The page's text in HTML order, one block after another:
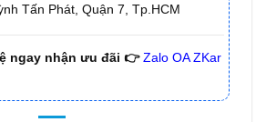
Tấn Phát, Quận 7, Tp.HCM
ngay nhận ưu đãi 👉 Zalo OA ZKar